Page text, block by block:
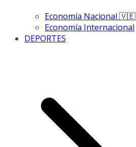
Economía Nacional 🇻🇪
Economía Internacional
DEPORTES